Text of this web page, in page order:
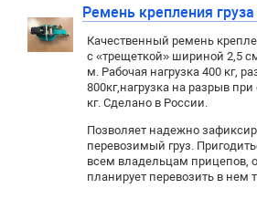
Ремень крепления
Качественный ремень
с «трещеткой» шириной 2,5
м. Рабочая нагрузка 400 кг,
800кг,нагрузка на разрыв при
кг. Сделано в России.
Позволяет надежно
перевозимый груз.
всем владельцам прицепов,
планирует перевозить в нем